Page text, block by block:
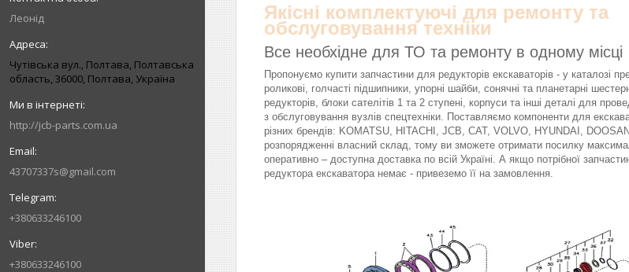
Леонід
Чутівська вул., Полтава, Полтавська
область, 36000, Полтава, Україна
http://jcb-parts.com.ua
43707337s@gmail.com
+380633246100
+380633246100
Якісні комплектуючі для ремонту та
обслуговування техніки
Все необхідне для ТО та ремонту в одному місці
Пропонуємо купити запчастини для редукторів екскаваторів - у каталозі
роликові, голчасті підшипники, упорні шайби, сонячні та планетарні
редукторів, блоки сателітів 1 та 2 ступені, корпуси та інші деталі для
з обслуговування вузлів спецтехніки. Поставляємо компоненти для
різних брендів: KOMATSU, HITACHI, JCB, CAT, VOLVO, HYUNDAI,
розпорядженні власний склад, тому ви зможете отримати посилку
оперативно – доступна доставка по всій Україні. А якщо потрібної
редуктора екскаватора немає - привеземо її на замовлення.